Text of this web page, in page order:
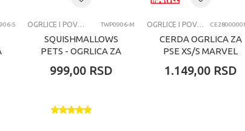
S OGRLICE I POVODCI ZA LJUBIMCE TWP0906-M
SQUISHMALLOWS
PETS - OGRLICA ZA
999,00 RSD
OGRLICE I POVODCI ZA LJUBIMCE
CERDA OGRLICA ZA
PSE XS/S MARVEL
1.149,00 RSD